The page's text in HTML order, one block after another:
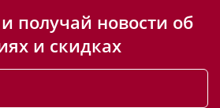
получай новости об
и скидках